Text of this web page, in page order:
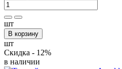
шт
В корзину
шт
Скидка - 12%
в наличии